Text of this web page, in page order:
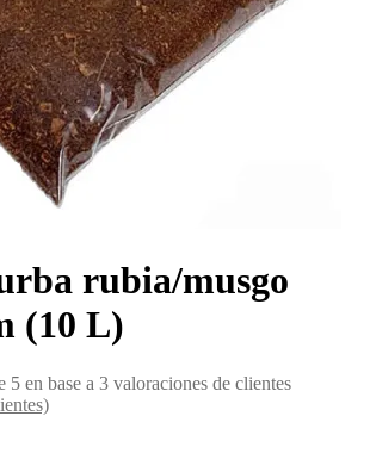
rubia/musgo
(10 L)
5 en base a 3 valoraciones de clientes